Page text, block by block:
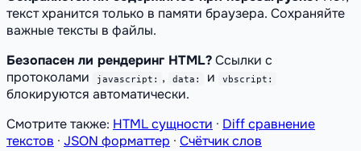
текст хранится только в памяти браузера. Сохраняйте
важные тексты в файлы.
Безопасен ли рендеринг HTML?Ссылки с
протоколами
javascript: , data: и vbscript:
блокируются автоматически.
Смотрите также: HTML сущности · Diff сравнение
текстов · JSON форматтер · Счётчик слов